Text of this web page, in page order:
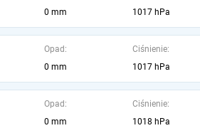
0 mm
1017 hPa
Opad:
0 mm
Ciśnienie:
1017 hPa
Opad:
0 mm
Ciśnienie:
1018 hPa